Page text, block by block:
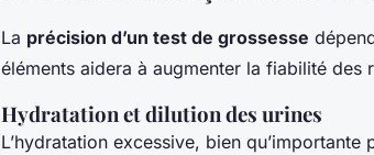
La précision d’un test de grossesse
éléments aidera à augmenter la fiabilité des
Hydratation et dilution des urines
L’hydratation excessive, bien